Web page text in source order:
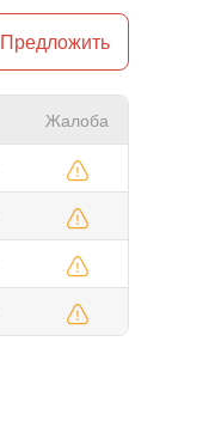
Предложить
Жалоба